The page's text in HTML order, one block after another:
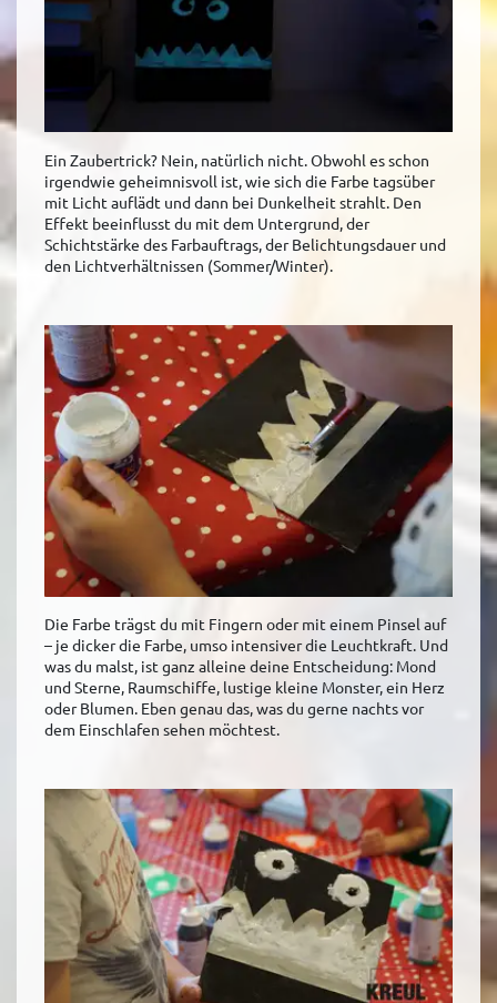
Ein Zaubertrick? Nein, natürlich nicht. Obwohl es schon
irgendwie geheimnisvoll ist, wie sich die Farbe tagsüber
mit Licht auflädt und dann bei Dunkelheit strahlt. Den
Effekt beeinflusst du mit dem Untergrund, der
Schichtstärke des Farbauftrags, der Belichtungsdauer und
den Lichtverhältnissen (Sommer/Winter).
Die Farbe trägst du mit Fingern oder mit einem Pinsel auf
– je dicker die Farbe, umso intensiver die Leuchtkraft. Und
was du malst, ist ganz alleine deine Entscheidung: Mond
und Sterne, Raumschiffe, lustige kleine Monster, ein Herz
oder Blumen. Eben genau das, was du gerne nachts vor
dem Einschlafen sehen möchtest.